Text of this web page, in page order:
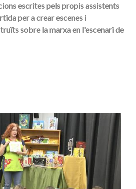
escrites pels propis assistents
per a crear escenes i
sobre la marxa en l'escenari de